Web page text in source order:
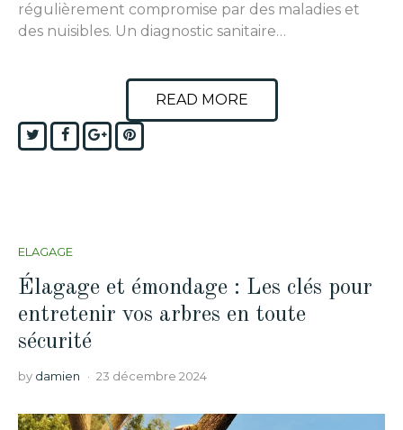
régulièrement compromise par des maladies et
des nuisibles. Un diagnostic sanitaire…
READ MORE
TwitterFacebook
Google+Pinterest
ELAGAGE
Élagage et émondage : Les clés pour
entretenir vos arbres en toute
sécurité
by damien 23 décembre 2024